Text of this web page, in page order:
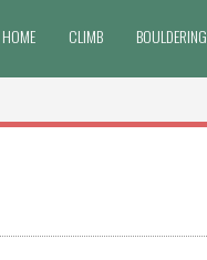
HOME CLIMB BOULDERING